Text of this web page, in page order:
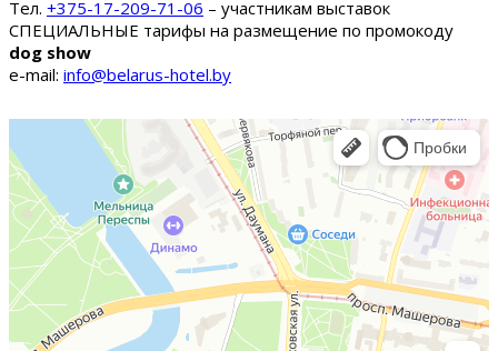
Тел. +375-17-209-71-06 – участникам выставок
СПЕЦИАЛЬНЫЕ тарифы на размещение по промокоду
dog show
e-mail: info@belarus-hotel.by